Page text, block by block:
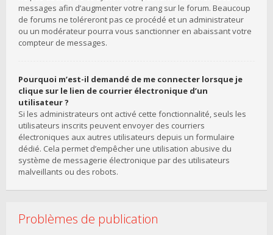
messages afin d’augmenter votre rang sur le forum. Beaucoup
de forums ne toléreront pas ce procédé et un administrateur
ou un modérateur pourra vous sanctionner en abaissant votre
compteur de messages.
Pourquoi m’est-il demandé de me connecter lorsque je
clique sur le lien de courrier électronique d’un
utilisateur ?
Si les administrateurs ont activé cette fonctionnalité, seuls les
utilisateurs inscrits peuvent envoyer des courriers
électroniques aux autres utilisateurs depuis un formulaire
dédié. Cela permet d’empêcher une utilisation abusive du
système de messagerie électronique par des utilisateurs
malveillants ou des robots.
Problèmes de publication